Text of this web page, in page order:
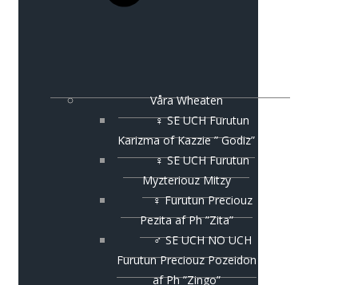
Våra Wheaten
♀ SE UCH Furutun
Karizma of Kazzie ” Godiz”
♀ SE UCH Furutun
Myzteriouz Mitzy
♀ Furutun Preciouz
Pezita af Ph ”Zita”
♂ SE UCH NO UCH
Furutun Preciouz Pozeidon
af Ph ”Zingo”